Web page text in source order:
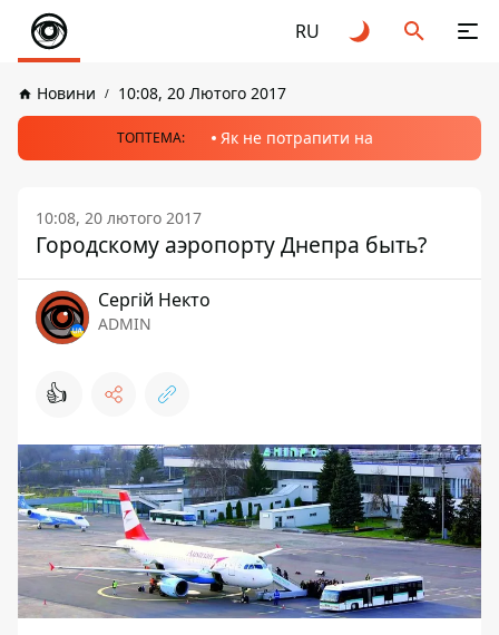
RU
Новини 10:08, 20 Лютого 2017
ТОПТЕМА: Як не потрапити на
10:08, 20 лютого 2017
Городскому аэропорту Днепра быть?
Сергій Некто
ADMIN
👍